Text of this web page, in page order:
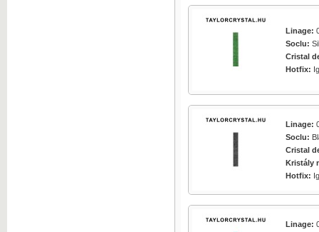
Click pentru marire
Click pentru marire
Linage:
Soclu:
Cristal
Hotfix:
Linage:
Soclu:
Cristal
Kristály
Hotfix:
Linage: